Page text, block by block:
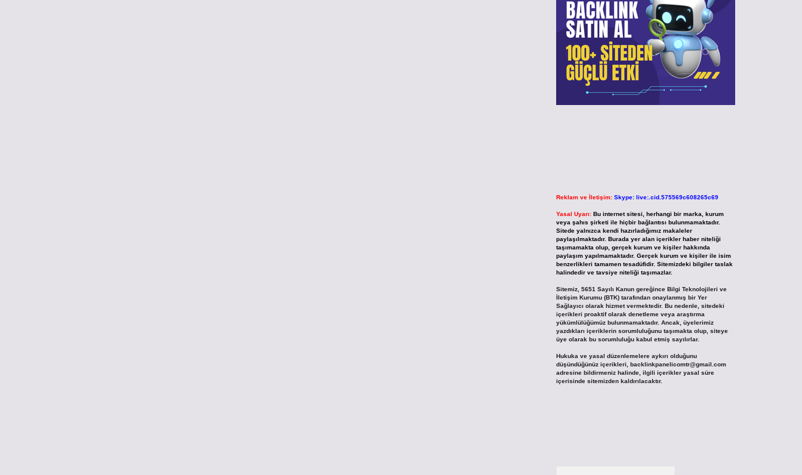
Reklam ve İletişim: Skype: live:.cid.575569c608265c69
Yasal Uyarı: Bu internet sitesi, herhangi bir marka, kurum
veya şahıs şirketi ile hiçbir bağlantısı bulunmamaktadır.
Sitede yalnızca kendi hazırladığımız makaleler
paylaşılmaktadır. Burada yer alan içerikler haber niteliği
taşımamakta olup, gerçek kurum ve kişiler hakkında
paylaşım yapılmamaktadır. Gerçek kurum ve kişiler ile isim
benzerlikleri tamamen tesadüfidir. Sitemizdeki bilgiler taslak
halindedir ve tavsiye niteliği taşımazlar.
Sitemiz, 5651 Sayılı Kanun gereğince Bilgi Teknolojileri ve
İletişim Kurumu (BTK) tarafından onaylanmış bir Yer
Sağlayıcı olarak hizmet vermektedir. Bu nedenle, sitedeki
içerikleri proaktif olarak denetleme veya araştırma
yükümlülüğümüz bulunmamaktadır. Ancak, üyelerimiz
yazdıkları içeriklerin sorumluluğunu taşımakta olup, siteye
üye olarak bu sorumluluğu kabul etmiş sayılırlar.
Hukuka ve yasal düzenlemelere aykırı olduğunu
düşündüğünüz içerikleri, backlinkpanelicomtr@gmail.com
adresine bildirmeniz halinde, ilgili içerikler yasal süre
içerisinde sitemizden kaldırılacaktır.